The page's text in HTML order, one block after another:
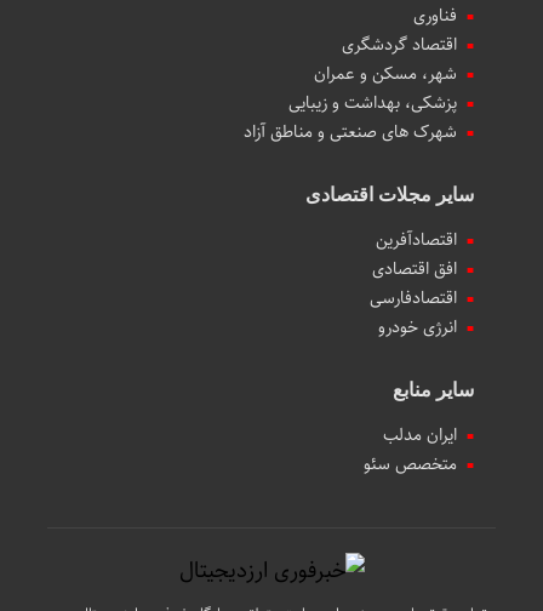
فناوری
اقتصاد گردشگری
شهر، مسکن و عمران
پزشکی، بهداشت و زیبایی
شهرک های صنعتی و مناطق آزاد
سایر مجلات اقتصادی
اقتصادآفرین
افق اقتصادی
اقتصادفارسی
انرژی خودرو
سایر منابع
ایران مدلب
متخصص سئو